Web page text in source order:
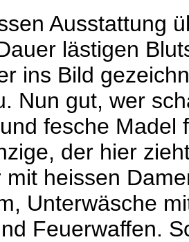
Ausstattung
lästigen
ins Bild
Nun gut, wer
fesche
der hier
heissen
Unterwäsche
Feuerwaffen.